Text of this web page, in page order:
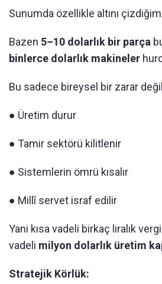
Sunumda özellikle altını
Bazen 5–10 dolarlık bir parça
binlerce dolarlık makineler
Bu sadece bireysel bir zarar
● Üretim durur
● Tamir sektörü kilitlenir
● Sistemlerin ömrü kısalır
● Millî servet israf edilir
Yani kısa vadeli birkaç liralık
vadeli milyon dolarlık üretim
Stratejik Körlük: